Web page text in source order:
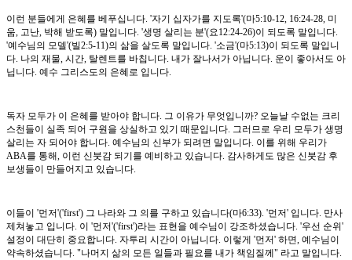
이런 분들에게 은혜를 베푸십니다. '자기 십자가를 지도록'(마5:10-12, 16:24-28, 미
움, 고난, 박해 받도록) 말입니다. '생명 살리는 분'(요12:24-26)이 되도록 말입니다.
'예수님의 모델'(빌2:5-11)의 삶을 살도록 말입니다. '소금'(마5:13)이 되도록 말입니
다. 나의 재물, 시간, 탈렌트를 바칩니다. 내가 잘나서가 아닙니다. 운이 좋아서도 아
닙니다. 예수 그리스도의 은혜로 입니다.
독자 모두가 이 은혜를 받아야 합니다. 그 이유가 무엇입니까? 오늘날 수없는 크리
스천들이 실족 되어 구원을 상실하고 있기 때문입니다. 그러므로 우리 모두가 생명
살리는 자 되어야 합니다. 예수님의 신부가 되려면 말입니다. 이를 위해 우리가
ABA를 통해, 이런 신붓감 되기를 예비하고 있습니다. 감사하게도 많은 신붓감 후
보생들이 만들어지고 있습니다.
이들이 '먼저'('first') 그 나라와 그 의를 구하고 있습니다(마6:33). '먼저' 입니다. 만사
제쳐놓고 입니다. 이 '먼저'('first')라는 표현을 예수님이 강조하셨습니다. '우선 순위'
설정이 대단히 중요합니다. 자투리 시간이 아닙니다. 이렇게 '먼저' 하면, 예수님이
약속하셨습니다. "나머지 삶의 모든 일들과 필요를 내가 책임질께" 라고 말입니다.